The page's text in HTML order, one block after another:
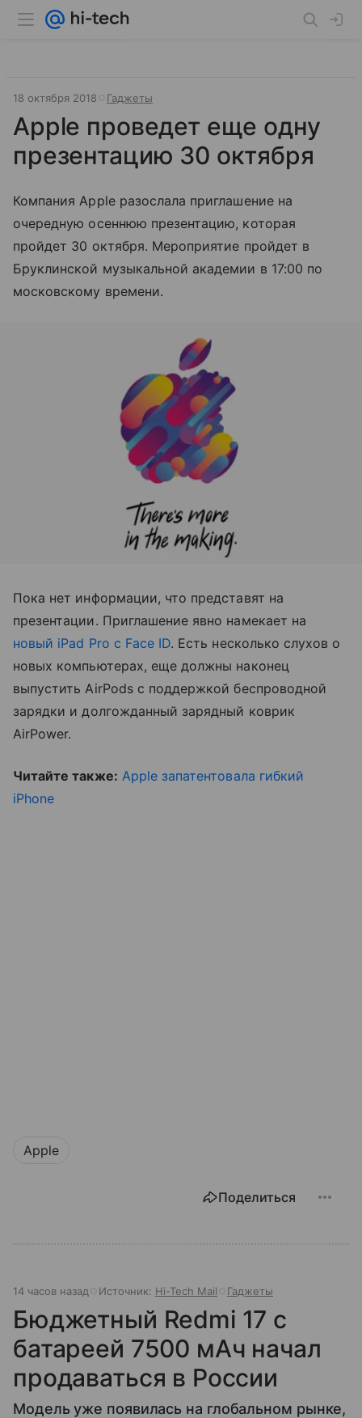
18 октября 2018 Гаджеты
Apple проведет еще одну
презентацию 30 октября
Компания Apple разослала приглашение на
очередную осеннюю презентацию, которая
пройдет 30 октября. Мероприятие пройдет в
Бруклинской музыкальной академии в 17:00 по
московскому времени.
Пока нет информации, что представят на
презентации. Приглашение явно намекает на
новый iPad Pro с Face ID. Есть несколько слухов о
новых компьютерах, еще должны наконец
выпустить AirPods с поддержкой беспроводной
зарядки и долгожданный зарядный коврик
AirPower.
Читайте также: Apple запатентовала гибкий
iPhone
Apple
Поделиться
14 часов назад Источник: Hi-Tech Mail Гаджеты
Бюджетный Redmi 17 с
батареей 7500 мАч начал
продаваться в России
Модель уже появилась на глобальном рынке,